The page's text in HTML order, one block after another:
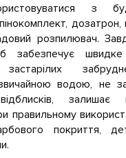
з
дозатрон,
розпилювач.
забезпечує
водою, не
залишає
правильному
покриття,